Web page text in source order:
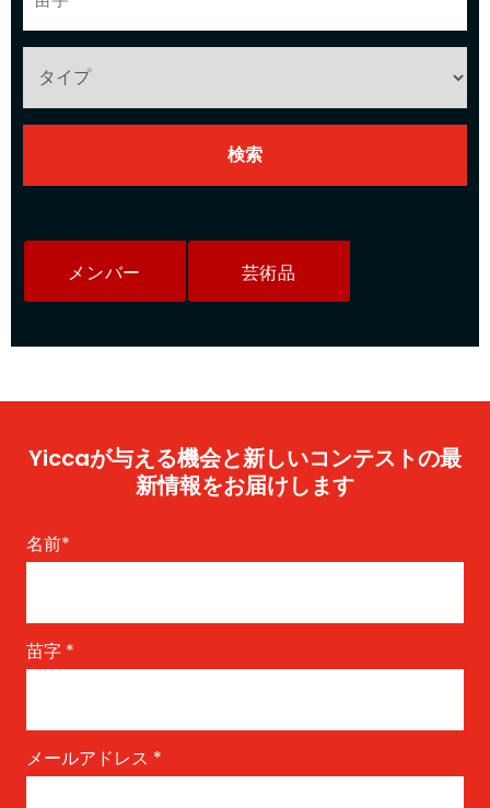
メンバー 芸術品
Yiccaが与える機会と新しいコンテストの最
新情報をお届けします
名前*
苗字 *
メールアドレス *